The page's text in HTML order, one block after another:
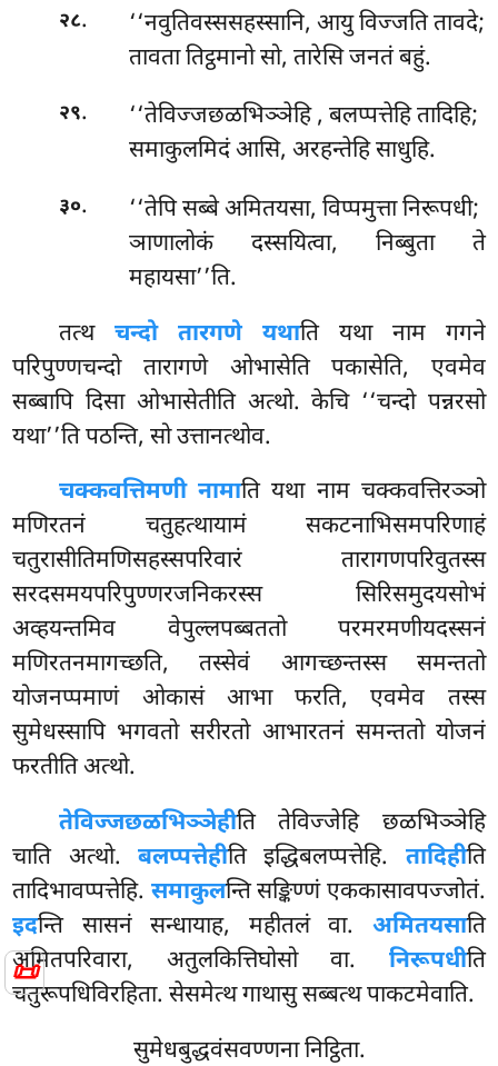
📜
२८.
‘‘नवुतिवस्ससहस्सानि, आयु विज्जति तावदे;
तावता तिट्ठमानो सो, तारेसि जनतं बहुं.
२९. ‘‘तेविज्जछळभिञ्ञेहि, बलप्पत्तेहि तादिहि;
समाकुलमिदं आसि, अरहन्तेहि साधुहि.
३०.
‘‘तेपि सब्बे अमितयसा, विप्पमुत्ता निरूपधी;
ञाणालोकं दस्सयित्वा, निब्बुता ते
महायसा’’ति.
तत्थ चन्दो तारगणे यथाति यथा नाम गगने
परिपुण्णचन्दो तारागणे ओभासेति पकासेति, एवमेव
सब्बापि दिसा ओभासेतीति अत्थो. केचि ‘‘चन्दो पन्नरसो
यथा’’ति पठन्ति, सो उत्तानत्थोव.
चक्कवत्तिमणी नामाति यथा नाम चक्कवत्तिरञ्ञो
मणिरतनं चतुहत्थायामं सकटनाभिसमपरिणाहं
चतुरासीतिमणिसहस्सपरिवारं तारागणपरिवुतस्स
सरदसमयपरिपुण्णरजनिकरस्स सिरिसमुदयसोभं
अव्हयन्तमिव वेपुल्लपब्बततो परमरमणीयदस्सनं
मणिरतनमागच्छति, तस्सेवं आगच्छन्तस्स समन्ततो
योजनप्पमाणं ओकासं आभा फरति, एवमेव तस्स
सुमेधस्सापि भगवतो सरीरतो आभारतनं समन्ततो योजनं
फरतीति अत्थो.
तेविज्जछळभिञ्ञेहीति तेविज्जेहि छळभिञ्ञेहि
चाति अत्थो. बलप्पत्तेहीति इद्धिबलप्पत्तेहि. तादिहीति
तादिभावप्पत्तेहि. समाकुलन्ति सङ्किण्णं एककासावपज्जोतं.
इदन्ति सासनं सन्धायाह, महीतलं वा. अमितयसाति
अमितपरिवारा, अतुलकित्तिघोसो वा. निरूपधीति
चतुरूपधिविरहिता. सेसमेत्थ गाथासु सब्बत्थ पाकटमेवाति.
सुमेधबुद्धवंसवण्णना निट्ठिता.